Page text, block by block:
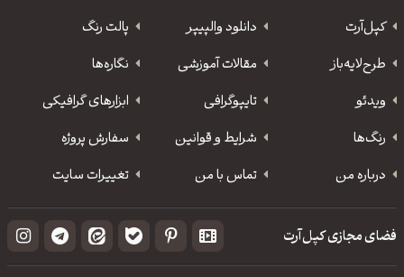
کپل‌آرت دانلود‌ والپیپر
پالت رنگ
طرح‌لایه‌باز
مقالات آموزشی
نگاره‌ها
ویدئو
‌تایپوگرافی
ابزارهای گرافیکی
رنگ‌ها
شرایط و قوانین
سفارش پروژه
درباره من
تماس با من تغییرات سایت
فضای مجازی کپل‌آرت